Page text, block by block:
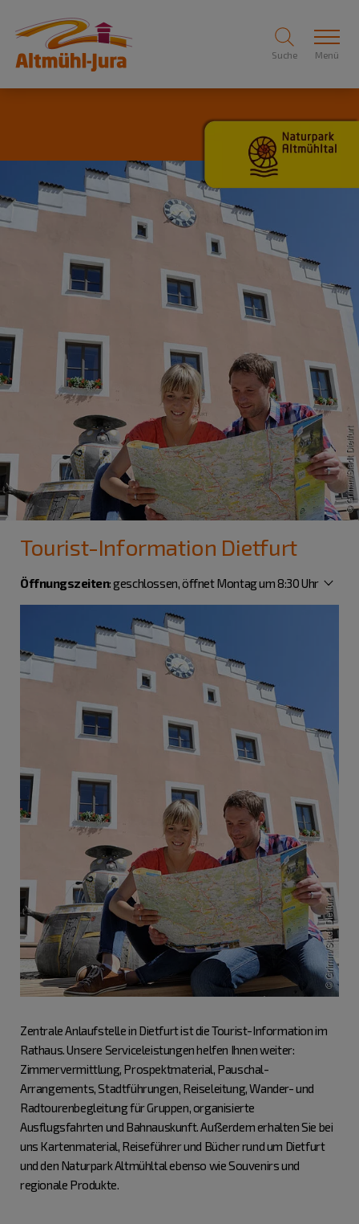
Suche Menü
Tourist-Information Dietfurt
Öffnungszeiten:geschlossen, öffnet Montag um 8:30 Uhr
Zentrale Anlaufstelle in Dietfurt ist die Tourist-Information im
Rathaus. Unsere Serviceleistungen helfen Ihnen weiter:
Zimmervermittlung, Prospektmaterial, Pauschal-
Arrangements, Stadtführungen, Reiseleitung, Wander- und
Radtourenbegleitung für Gruppen, organisierte
Ausflugsfahrten und Bahnauskunft. Außerdem erhalten Sie bei
uns Kartenmaterial, Reiseführer und Bücher rund um Dietfurt
und den Naturpark Altmühltal ebenso wie Souvenirs und
regionale Produkte.